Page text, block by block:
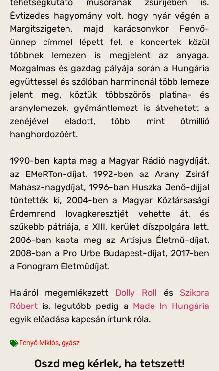
tehetségkutató műsorának zsűrijében is.
Évtizedes hagyomány volt, hogy nyár végén a
Margitszigeten, majd karácsonykor Fenyő-
ünnep címmel lépett fel, e koncertek közül
többnek lemezen is megjelent az anyaga.
Mozgalmas és gazdag pályája során a Hungária
együttessel és szólóban harmincnál több lemeze
jelent meg, köztük többszörös platina- és
aranylemezek, gyémántlemezt is átvehetett a
zenéjével eladott, több mint ötmillió
hanghordozóért.
1990-ben kapta meg a Magyar Rádió nagydíját,
az EMeRTon-díjat, 1992-ben az Arany Zsiráf
Mahasz-nagydíjat, 1996-ban Huszka Jenő-díjjal
tüntették ki, 2004-ben a Magyar Köztársasági
Érdemrend lovagkeresztjét vehette át, és
szűkebb pátriája, a XIII. kerület díszpolgára lett.
2006-ban kapta meg az Artisjus Életmű-díjat,
2008-ban a Pro Urbe Budapest-díjat, 2017-ben
a Fonogram Életműdíjat.
Haláról megemlékezett Dolly Roll és Szikora
Róbert is, legutóbb pedig a Made In Hungária
egyik előadása kapcsán írtunk róla.
Fenyő Miklós,gyász
Oszd meg kérlek, ha tetszett!